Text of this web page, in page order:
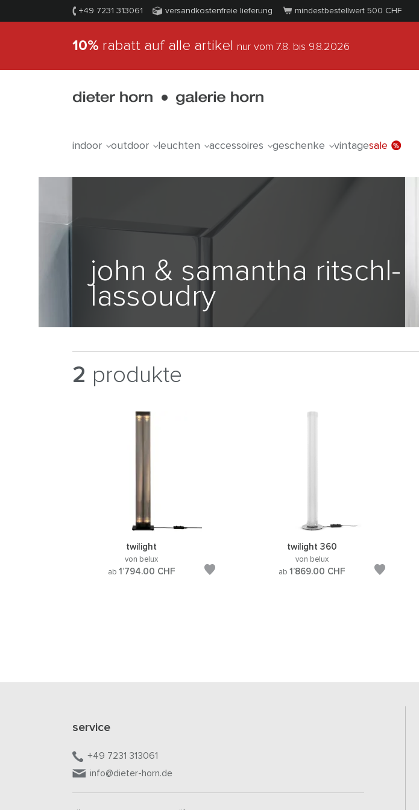
+49 7231 313061 versandkostenfreie lieferung mindestbestellwert 500 CHF
10% rabatt auf alle artikel nur vom 7.8. bis 9.8.2026
indoor outdoor leuchten accessoires geschenke vintagesale
john & samantha ritschl-
lassoudry
2 produkte
twilight
von belux
ab 1’794.00 CHF
twilight 360
von belux
ab 1’869.00 CHF
service
+49 7231 313061
info@dieter-horn.de